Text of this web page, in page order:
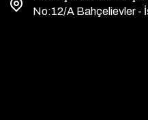
No:12/A Bahçelievler -